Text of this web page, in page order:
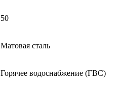
50
Матовая сталь
Горячее водоснабжение (ГВС)